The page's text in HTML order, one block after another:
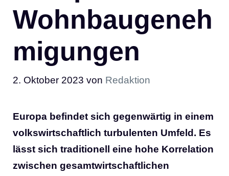
Wohnbaugeneh
migungen
2. Oktober 2023 von Redaktion
Europa befindet sich gegenwärtig in einem
volkswirtschaftlich turbulenten Umfeld. Es
lässt sich traditionell eine hohe Korrelation
zwischen gesamtwirtschaftlichen